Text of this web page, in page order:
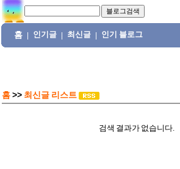
홈 인기글 최신글 인기 블로그
홈 >> 최신글 리스트
검색 결과가 없습니다.